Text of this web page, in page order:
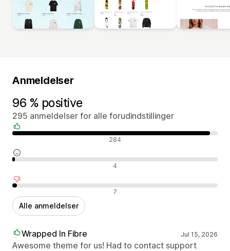
Anmeldelser
96 % positive
295 anmeldelser for alle forudindstillinger
Positive anmeldelser 284
Neutrale anmeldelser 4
Negative anmeldelser 7
Alle anmeldelser
Wrapped In Fibre Jul 15, 2026
Awesome theme for us! Had to contact support